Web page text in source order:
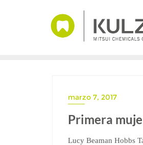
marzo 7, 2017
Primera
Lucy Beaman Hobbs